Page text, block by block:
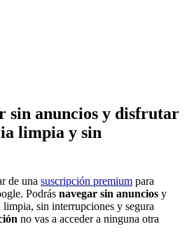
sin anuncios y disfrutar
limpia y sin
de una suscripción premium para
Podrás navegar sin anuncios y
sin interrupciones y segura
no vas a acceder a ninguna otra